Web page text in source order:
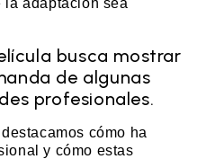
busca mostrar
de algunas
profesionales.
cómo ha
y cómo estas